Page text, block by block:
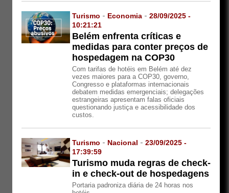
Turismo - Economia -28/09/2025 -
10:21:21
Belém enfrenta críticas e
medidas para conter preços de
hospedagem na COP30
Com tarifas de hotéis em Belém até dez
vezes maiores para a COP30, governo,
Congresso e plataformas internacionais
debatem medidas emergenciais; delegações
estrangeiras apresentam falas oficiais
questionando justiça e acessibilidade dos
custos.
Turismo - Nacional -23/09/2025 -
17:39:59
Turismo muda regras de check-
in e check-out de hospedagens
Portaria padroniza diária de 24 horas nos